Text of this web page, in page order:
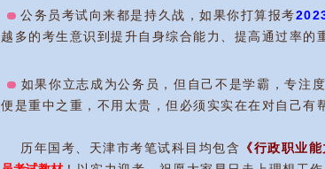
公务员考试向来都是持久战，如果你打算报考
越多的考生意识到提升自身综合能力、提高通过率的
如果你立志成为公务员，但自己不是学霸，专注
便是重中之重，不用太贵，但必须实实在在对自己有
历年国考、天津市考笔试科目均包含 《行政职业